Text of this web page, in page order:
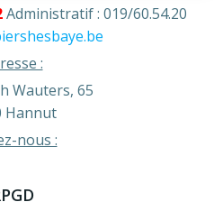
Administratif : 019/60.54.20
:
Wauters, 65
Hannut
nous :